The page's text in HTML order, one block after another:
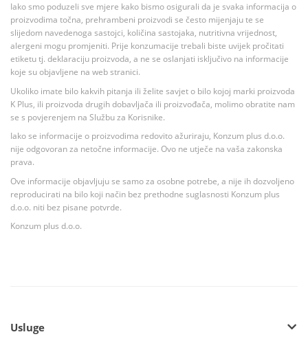
Iako smo poduzeli sve mjere kako bismo osigurali da je svaka informacija o
proizvodima točna, prehrambeni proizvodi se često mijenjaju te se
slijedom navedenoga sastojci, količina sastojaka, nutritivna vrijednost,
alergeni mogu promjeniti. Prije konzumacije trebali biste uvijek pročitati
etiketu tj. deklaraciju proizvoda, a ne se oslanjati isključivo na informacije
koje su objavljene na web stranici.
Ukoliko imate bilo kakvih pitanja ili želite savjet o bilo kojoj marki proizvoda
K Plus, ili proizvoda drugih dobavljača ili proizvođača, molimo obratite nam
se s povjerenjem na Službu za Korisnike.
Iako se informacije o proizvodima redovito ažuriraju, Konzum plus d.o.o.
nije odgovoran za netočne informacije. Ovo ne utječe na vaša zakonska
prava.
Ove informacije objavljuju se samo za osobne potrebe, a nije ih dozvoljeno
reproducirati na bilo koji način bez prethodne suglasnosti Konzum plus
d.o.o. niti bez pisane potvrde.
Konzum plus d.o.o.
Usluge